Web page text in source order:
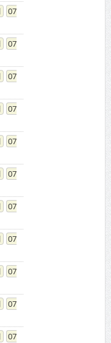
07
07
07
07
07
07
07
07
07
07
07